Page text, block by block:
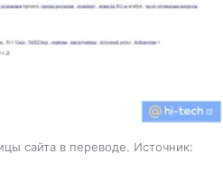
сайта в переводе. Источник: